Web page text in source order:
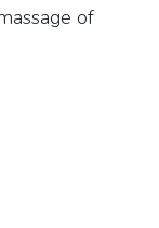
of